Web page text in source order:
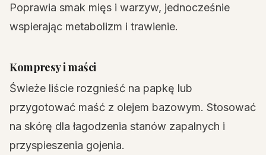
Poprawia smak mięs i warzyw, jednocześnie
wspierając metabolizm i trawienie.
Kompresy i maści
Świeże liście rozgnieść na papkę lub
przygotować maść z olejem bazowym. Stosować
na skórę dla łagodzenia stanów zapalnych i
przyspieszenia gojenia.